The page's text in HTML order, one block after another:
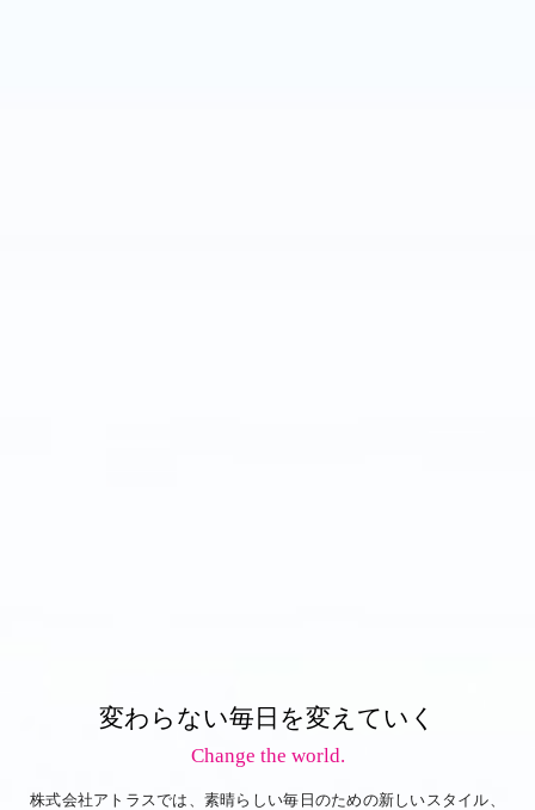
変わらない毎日を変えていく
Change the world.
株式会社アトラスでは、素晴らしい毎日のための新しいスタイル、